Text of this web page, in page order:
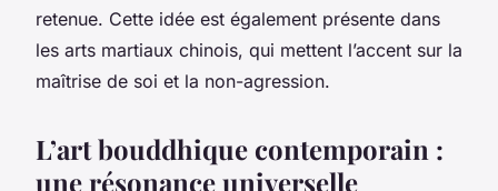
retenue. Cette idée est également présente dans
les arts martiaux chinois, qui mettent l’accent sur la
maîtrise de soi et la non-agression.
L’art bouddhique contemporain :
une résonance universelle